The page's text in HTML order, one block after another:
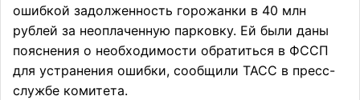
ошибкой задолженность горожанки в 40 млн
рублей за неоплаченную парковку. Ей были даны
пояснения о необходимости обратиться в ФССП
для устранения ошибки, сообщили ТАСС в пресс-
службе комитета.